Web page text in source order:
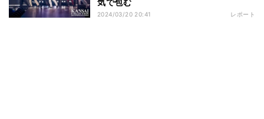
気で包む
2024/03/20 20:41 レポート